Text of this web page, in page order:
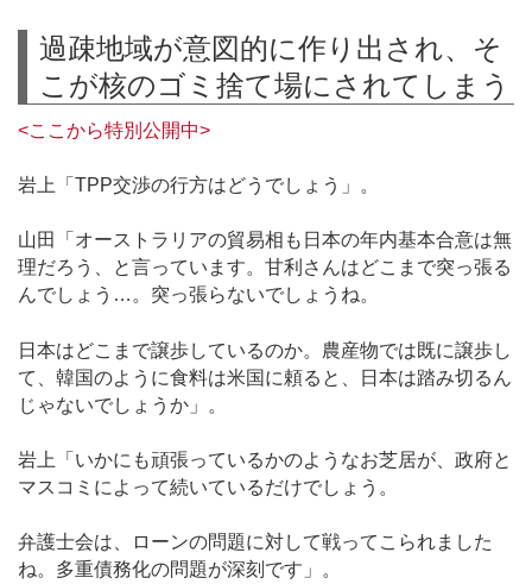
過疎地域が意図的に作り出され、そ
こが核のゴミ捨て場にされてしまう
<ここから特別公開中>
岩上「TPP交渉の行方はどうでしょう」。
山田「オーストラリアの貿易相も日本の年内基本合意は無
理だろう、と言っています。甘利さんはどこまで突っ張る
んでしょう…。突っ張らないでしょうね。
日本はどこまで譲歩しているのか。農産物では既に譲歩し
て、韓国のように食料は米国に頼ると、日本は踏み切るん
じゃないでしょうか」。
岩上「いかにも頑張っているかのようなお芝居が、政府と
マスコミによって続いているだけでしょう。
弁護士会は、ローンの問題に対して戦ってこられました
ね。多重債務化の問題が深刻です」。